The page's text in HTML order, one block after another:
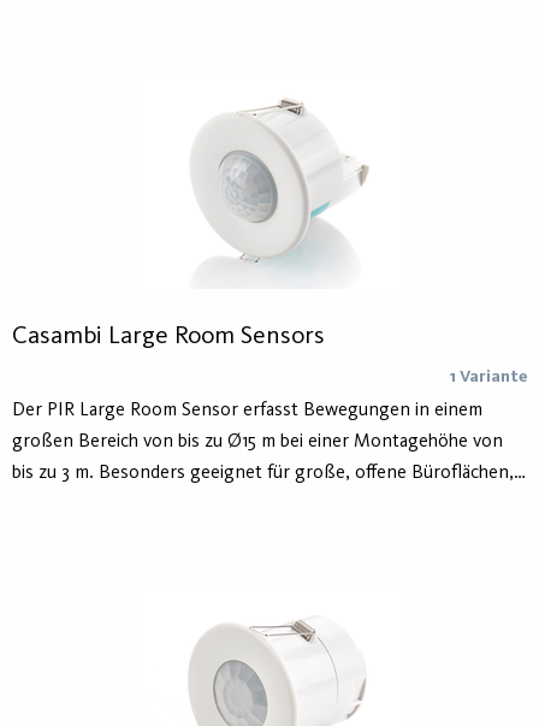
Casambi Large Room Sensors
1 Variante
Der PIR Large Room Sensor erfasst Bewegungen in einem
großen Bereich von bis zu Ø15 m bei einer Montagehöhe von
bis zu 3 m. Besonders geeignet für große, offene Büroflächen,